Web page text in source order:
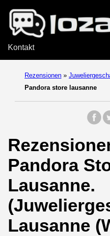
Kontakt
Rezensionen »
Pandora store lausanne
Pandora
Lausanne.
Lausanne